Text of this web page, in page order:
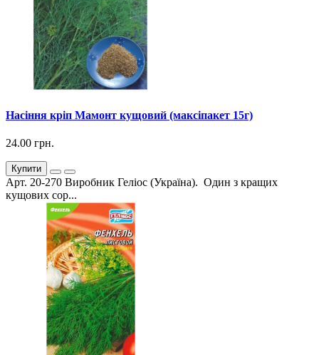
Насіння кріп Мамонт кущовий (максіпакет 15г)
24.00 грн.
Купити
Арт. 20-270 Виробник Геліос (Україна). Один з кращих
кущових сор...